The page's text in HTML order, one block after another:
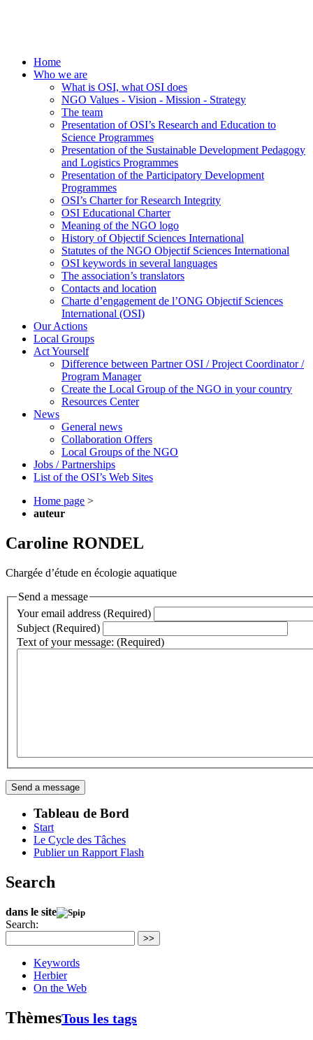
Home
Who we are
What is OSI, what OSI does
NGO Values - Vision - Mission - Strategy
The team
Presentation of OSI’s Research and Education to
Science Programmes
Presentation of the Sustainable Development Pedagogy
and Logistics Programmes
Presentation of the Participatory Development
Programmes
OSI’s Charter for Research Integrity
OSI Educational Charter
Meaning of the NGO logo
History of Objectif Sciences International
Statutes of the NGO Objectif Sciences International
OSI keywords in several languages
The association’s translators
Contacts and location
Charte d’engagement de l’ONG Objectif Sciences
International (OSI)
Our Actions
Local Groups
Act Yourself
Difference between Partner OSI / Project Coordinator /
Program Manager
Create the Local Group of the NGO in your country
Resources Center
News
General news
Collaboration Offers
Local Groups of the NGO
Jobs / Partnerships
List of the OSI’s Web Sites
Home page >
auteur
Caroline RONDEL
Chargée d’étude en écologie aquatique
Send a message
Your email address (Required)
Subject (Required)
Text of your message: (Required)
Tableau de Bord
Start
Le Cycle des Tâches
Publier un Rapport Flash
Search
dans le site
Search:
>>
Keywords
Herbier
On the Web
ThèmesTous les tags